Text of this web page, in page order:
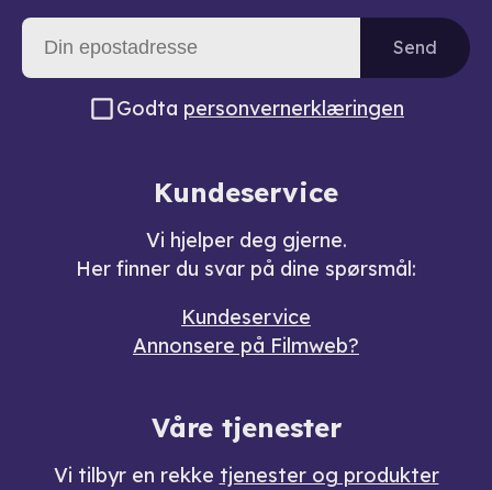
Send
Godta personvernerklæringen
Kundeservice
Vi hjelper deg gjerne.
Her finner du svar på dine spørsmål:
Kundeservice
Annonsere på Filmweb?
Våre tjenester
Vi tilbyr en rekke tjenester og produkter